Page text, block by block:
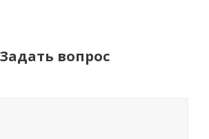
Задать вопрос